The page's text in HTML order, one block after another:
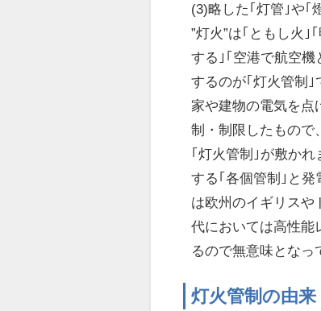
(3)略した｢灯管｣や｢
”灯火”は｢ともし火｣
する｣｢空港で航空機
するのが｢灯火管制｣
家や建物の電気を点
制・制限したもので
｢灯火管制｣が敷か
する｢各個管制｣と発
は欧州のイギリスや
代においては高性能
るので無意味となっ
灯火管制の由来